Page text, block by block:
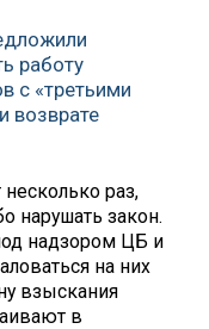
работу
с «третьими
возврате
несколько раз,
нарушать закон.
надзором ЦБ и
на них
взыскания
в